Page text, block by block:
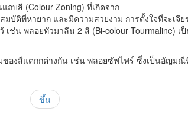
บสี (Colour Zoning) ที่เกิดจาก
ติที่หายาก และมีความสวยงาม การตั้งใจที่จะเจี
ช่น พลอยทัวมาลีน 2 สี (Bi-colour Tourmaline) เ
องสีแตกกต่างกัน เช่น พลอยซัฟไฟร์ ซึ่งเป็นอัญม
ขึ้น